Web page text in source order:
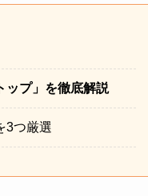
ップ」を徹底解説
3つ厳選